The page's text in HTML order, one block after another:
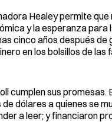
Healey permite
y la esperanza
cinco años después
en los bolsillos de las
cumplen sus
dólares a quienes se
a leer; y financiaron